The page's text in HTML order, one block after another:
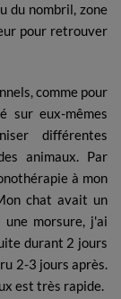
du nombril, zone
pour retrouver
comme pour
sur eux-mêmes
différentes
animaux. Par
à mon
chat avait un
morsure, j'ai
durant 2 jours
2-3 jours après.
est très rapide.